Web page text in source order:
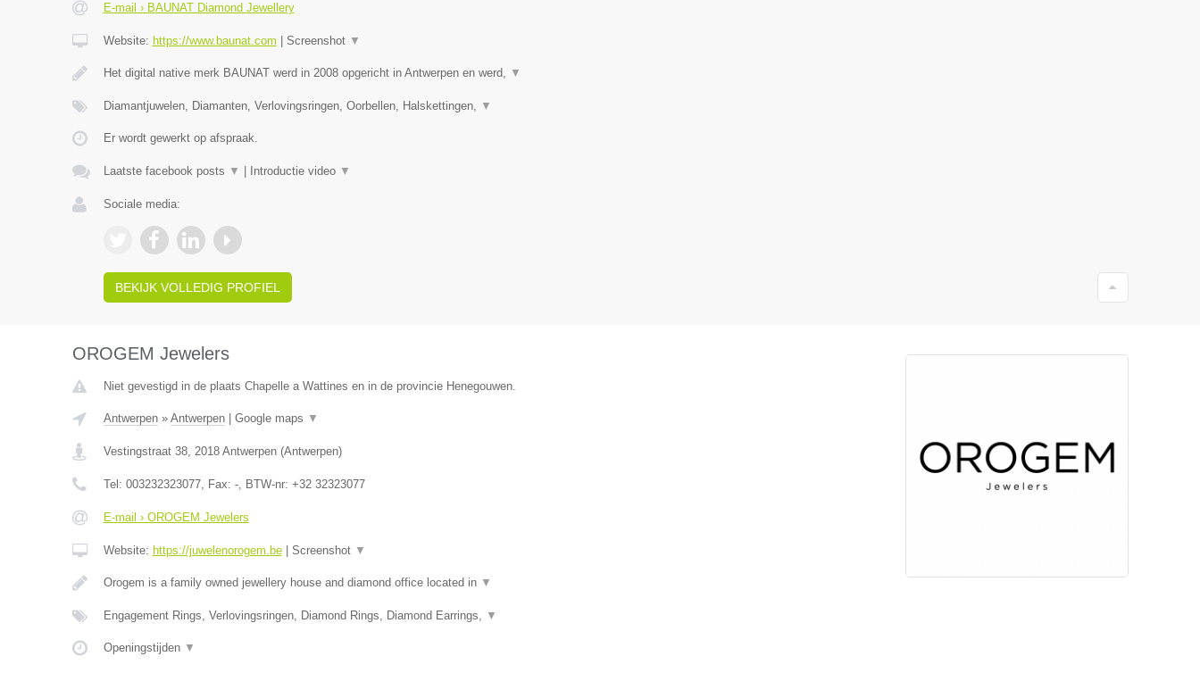
E-mail › BAUNAT Diamond Jewellery
Website: https://www.baunat.com Screenshot ▼
Het digital native merk BAUNAT werd in 2008 opgericht in Antwerpen en werd, ▼
Diamantjuwelen, Diamanten, Verlovingsringen, Oorbellen, Halskettingen, ▼
Er wordt gewerkt op afspraak.
Laatste facebook posts ▼ Introductie video ▼
Sociale media:
BEKIJK VOLLEDIG PROFIEL
OROGEM Jewelers
Niet gevestigd in de plaats Chapelle a Wattines en in de provincie Henegouwen.
Antwerpen» Antwerpen| Google maps ▼
Vestingstraat 38, 2018 Antwerpen(Antwerpen)
Tel: 003232323077, Fax: -, BTW-nr: +32 32323077
E-mail › OROGEM Jewelers
Website: https://juwelenorogem.be| Screenshot ▼
Orogem is a family owned jewellery house and diamond office located in ▼
Engagement Rings, Verlovingsringen, Diamond Rings, Diamond Earrings, ▼
Openingstijden ▼